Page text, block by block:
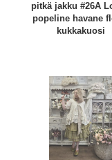
pitkä jakku #26A
popeline havane
kukkakuosi